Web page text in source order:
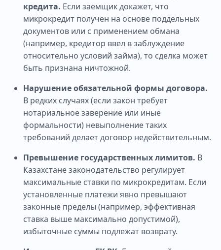
кредита. Если заемщик докажет, что
микрокредит получен на основе поддельных
документов или с применением обмана
(например, кредитор ввел в заблуждение
относительно условий займа), то сделка может
быть признана ничтожной.
Нарушение обязательной формы договора.
В редких случаях (если закон требует
нотариальное заверение или иные
формальности) невыполнение таких
требований делает договор недействительным.
Превышение государственных лимитов. В
Казахстане законодательство регулирует
максимальные ставки по микрокредитам. Если
установленные платежи явно превышают
законные пределы (например, эффективная
ставка выше максимально допустимой),
избыточные суммы подлежат возврату.